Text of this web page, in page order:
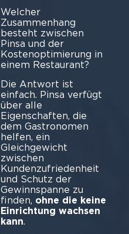
Welcher
Zusammenhang
besteht zwischen
Pinsa und der
Kostenoptimierung in
einem Restaurant?
Die Antwort ist
einfach. Pinsa verfügt
über alle
Eigenschaften, die
dem Gastronomen
helfen, ein
Gleichgewicht
zwischen
Kundenzufriedenheit
und Schutz der
Gewinnspanne zu
finden, ohne die keine
Einrichtung wachsen
kann